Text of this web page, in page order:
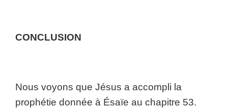
CONCLUSION
Nous voyons que Jésus a accompli la
prophétie donnée à Ésaïe au chapitre 53.